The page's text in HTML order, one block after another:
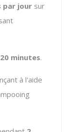
par jour sur
minutes.
à l'aide